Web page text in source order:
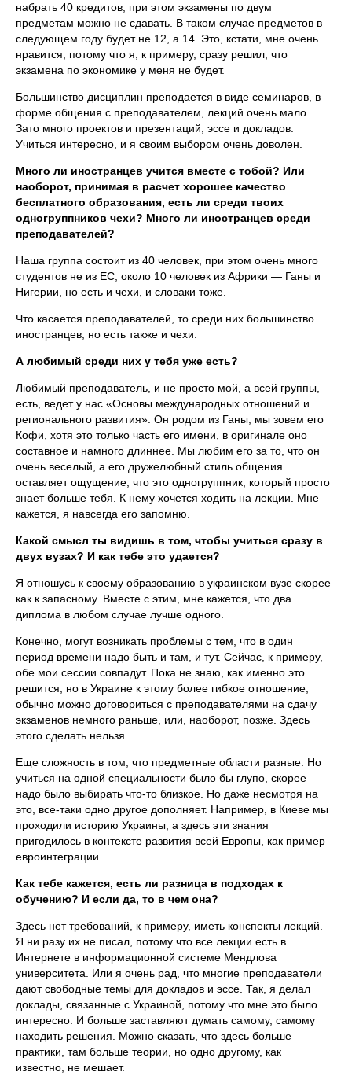
набрать 40 кредитов, при этом экзамены по двум
предметам можно не сдавать. В таком случае предметов в
следующем году будет не 12, а 14. Это, кстати, мне очень
нравится, потому что я, к примеру, сразу решил, что
экзамена по экономике у меня не будет.
Большинство дисциплин преподается в виде семинаров, в
форме общения с преподавателем, лекций очень мало.
Зато много проектов и презентаций, эссе и докладов.
Учиться интересно, и я своим выбором очень доволен.
Много ли иностранцев учится вместе с тобой? Или
наоборот, принимая в расчет хорошее качество
бесплатного образования, есть ли среди твоих
одногруппников чехи? Много ли иностранцев среди
преподавателей?
Наша группа состоит из 40 человек, при этом очень много
студентов не из ЕС, около 10 человек из Африки — Ганы и
Нигерии, но есть и чехи, и словаки тоже.
Что касается преподавателей, то среди них большинство
иностранцев, но есть также и чехи.
А любимый среди них у тебя уже есть?
Любимый преподаватель, и не просто мой, а всей группы,
есть, ведет у нас «Основы международных отношений и
регионального развития». Он родом из Ганы, мы зовем его
Кофи, хотя это только часть его имени, в оригинале оно
составное и намного длиннее. Мы любим его за то, что он
очень веселый, а его дружелюбный стиль общения
оставляет ощущение, что это одногруппник, который просто
знает больше тебя. К нему хочется ходить на лекции. Мне
кажется, я навсегда его запомню.
Какой смысл ты видишь в том, чтобы учиться сразу в
двух вузах? И как тебе это удается?
Я отношусь к своему образованию в украинском вузе скорее
как к запасному. Вместе с этим, мне кажется, что два
диплома в любом случае лучше одного.
Конечно, могут возникать проблемы с тем, что в один
период времени надо быть и там, и тут. Сейчас, к примеру,
обе мои сессии совпадут. Пока не знаю, как именно это
решится, но в Украине к этому более гибкое отношение,
обычно можно договориться с преподавателями на сдачу
экзаменов немного раньше, или, наоборот, позже. Здесь
этого сделать нельзя.
Еще сложность в том, что предметные области разные. Но
учиться на одной специальности было бы глупо, скорее
надо было выбирать что-то близкое. Но даже несмотря на
это, все-таки одно другое дополняет. Например, в Киеве мы
проходили историю Украины, а здесь эти знания
пригодилось в контексте развития всей Европы, как пример
евроинтеграции.
Как тебе кажется, есть ли разница в подходах к
обучению? И если да, то в чем она?
Здесь нет требований, к примеру, иметь конспекты лекций.
Я ни разу их не писал, потому что все лекции есть в
Интернете в информационной системе Мендлова
университета. Или я очень рад, что многие преподаватели
дают свободные темы для докладов и эссе. Так, я делал
доклады, связанные с Украиной, потому что мне это было
интересно. И больше заставляют думать самому, самому
находить решения. Можно сказать, что здесь больше
практики, там больше теории, но одно другому, как
известно, не мешает.